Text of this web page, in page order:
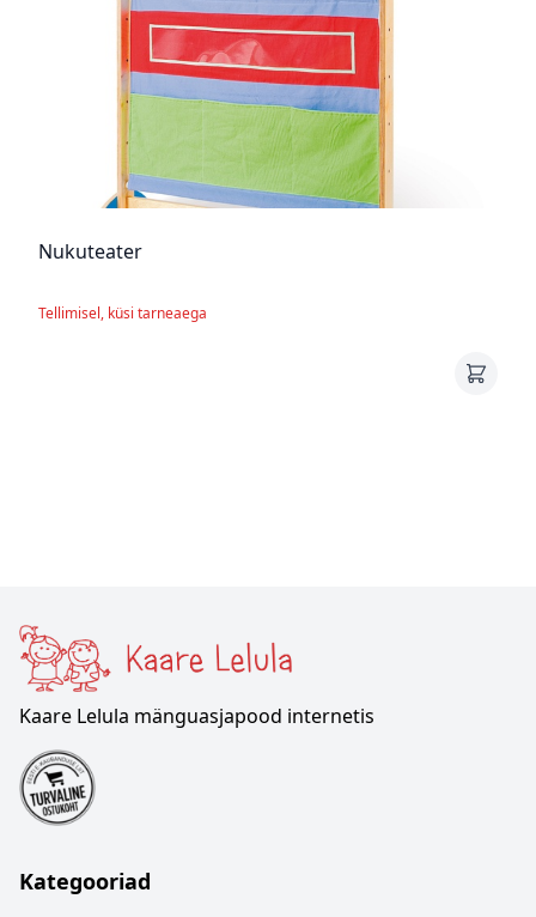
Nukuteater
Tellimisel, küsi tarneaega
Kaare Lelula mänguasjapood internetis
Kategooriad